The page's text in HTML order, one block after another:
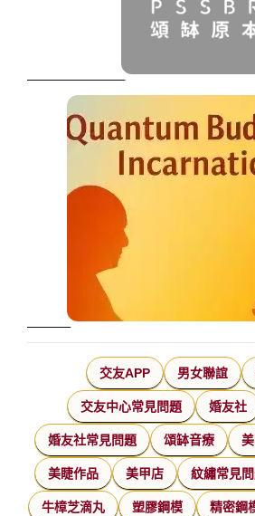
交友APP 男女聯誼
交友中心常見問題 婚友社
婚友社常見問題 頌缽音療
美睫作品 美甲店 紋繡常見
牛樟芝滴丸 塑膠鋼模 精密鋼